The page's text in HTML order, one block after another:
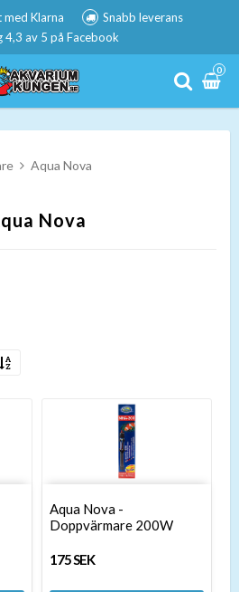
Klarna
Snabb leverans
4,3 av 5 på Facebook
0
Aqua Nova
Nova
Aqua Nova -
Doppvärmare 200W
175 SEK